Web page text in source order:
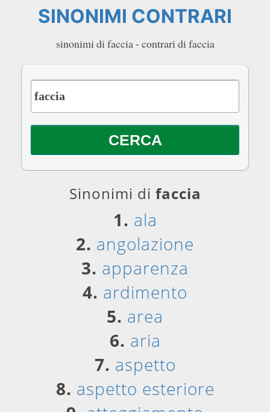
SINONIMI CONTRARI
sinonimi di faccia - contrari di faccia
Sinonimi di faccia
1. ala
2. angolazione
3. apparenza
4. ardimento
5. area
6. aria
7. aspetto
8. aspetto esteriore